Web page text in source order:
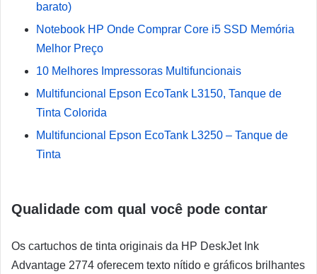
barato)
Notebook HP Onde Comprar Core i5 SSD Memória
Melhor Preço
10 Melhores Impressoras Multifuncionais
Multifuncional Epson EcoTank L3150, Tanque de
Tinta Colorida
Multifuncional Epson EcoTank L3250 – Tanque de
Tinta
Qualidade com qual você pode contar
Os cartuchos de tinta originais da HP DeskJet Ink
Advantage 2774 oferecem texto nítido e gráficos brilhantes